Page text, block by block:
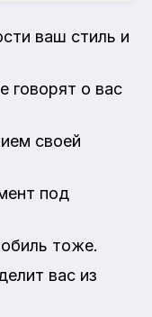
ваш стиль и
говорят о вас
своей
под
тоже.
вас из